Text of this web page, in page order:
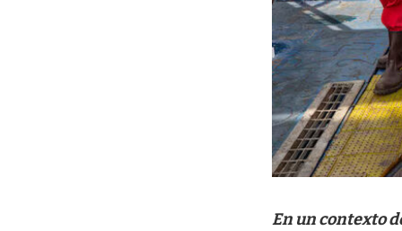
En un contexto